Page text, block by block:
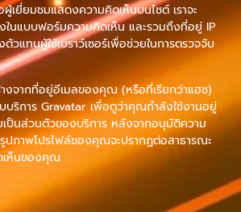
เยี่ยมชมแสดงความคิดเห็นบนไซต์ เราจะ
นแบบฟอร์มความคิดเห็น และรวมถึงที่อยู่ IP
วแทนผู้ใช้เบราว์เซอร์เพื่อช่วยในการตรวจจับ
งจากที่อยู่อีเมลของคุณ (หรือที่เรียกว่าแฮช)
บริการ Gravatar เพื่อดูว่าคุณกำลังใช้งานอยู่
เป็นส่วนตัวของบริการ หลังจากอนุมัติความ
ภาพโปรไฟล์ของคุณจะปรากฏต่อสาธารณะ
เห็นของคุณ